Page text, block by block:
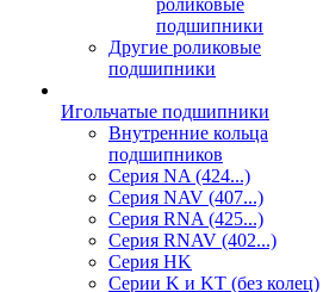
роликовые
подшипники
Другие роликовые
подшипники
Игольчатые подшипники
Внутренние кольца
подшипников
Серия NA (424...)
Серия NAV (407...)
Серия RNA (425...)
Серия RNAV (402...)
Серия HK
Серии K и KT (без колец)